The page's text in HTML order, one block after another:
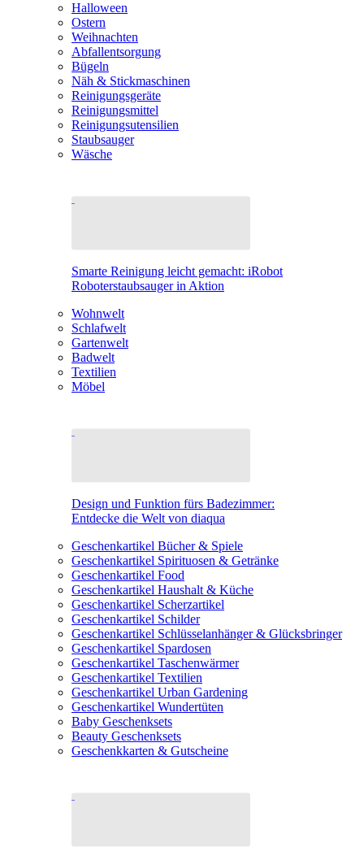
Halloween
Ostern
Weihnachten
Abfallentsorgung
Bügeln
Näh & Stickmaschinen
Reinigungsgeräte
Reinigungsmittel
Reinigungsutensilien
Staubsauger
Wäsche
Smarte Reinigung leicht gemacht: iRobot
Roboterstaubsauger in Aktion
Wohnwelt
Schlafwelt
Gartenwelt
Badwelt
Textilien
Möbel
Design und Funktion fürs Badezimmer:
Entdecke die Welt von diaqua
Geschenkartikel Bücher & Spiele
Geschenkartikel Spirituosen & Getränke
Geschenkartikel Food
Geschenkartikel Haushalt & Küche
Geschenkartikel Scherzartikel
Geschenkartikel Schilder
Geschenkartikel Schlüsselanhänger & Glücksbringer
Geschenkartikel Spardosen
Geschenkartikel Taschenwärmer
Geschenkartikel Textilien
Geschenkartikel Urban Gardening
Geschenkartikel Wundertüten
Baby Geschenksets
Beauty Geschenksets
Geschenkkarten & Gutscheine